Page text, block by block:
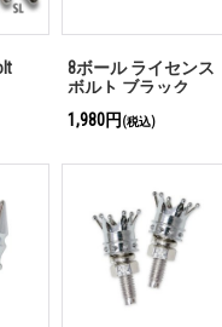
8ボール ライセンス
ボルト ブラック
1,980円 (税込)